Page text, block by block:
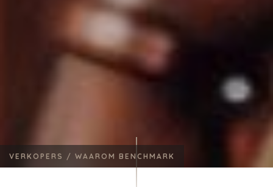
VERKOPERS / WAAROM BENCHMARK